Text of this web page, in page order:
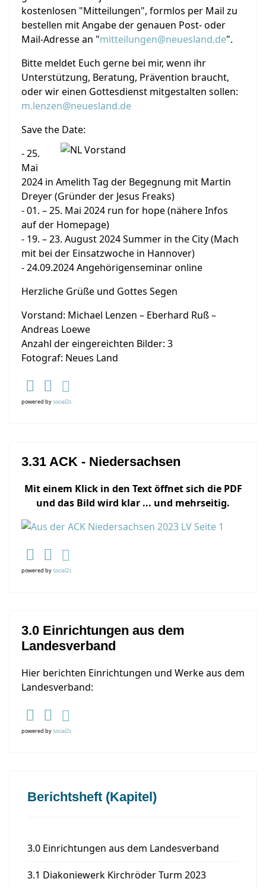
kostenlosen "Mitteilungen", formlos per Mail zu
bestellen mit Angabe der genauen Post- oder
Mail-Adresse an "mitteilungen@neuesland.de".
Bitte meldet Euch gerne bei mir, wenn ihr
Unterstützung, Beratung, Prävention braucht,
oder wir einen Gottesdienst mitgestalten sollen:
m.lenzen@neuesland.de
Save the Date:
- 25.
Mai
2024 in Amelith Tag der Begegnung mit Martin
Dreyer (Gründer der Jesus Freaks)
- 01. – 25. Mai 2024 run for hope (nähere Infos
auf der Homepage)
- 19. – 23. August 2024 Summer in the City (Mach
mit bei der Einsatzwoche in Hannover)
- 24.09.2024 Angehörigenseminar online
Herzliche Grüße und Gottes Segen
Vorstand: Michael Lenzen – Eberhard Ruß –
Andreas Loewe
Anzahl der eingereichten Bilder: 3
Fotograf: Neues Land
powered bysocial2s
3.31 ACK - Niedersachsen
Mit einem Klick in den Text öffnet sich die PDF
und das Bild wird klar ... und mehrseitig.
powered bysocial2s
3.0 Einrichtungen aus dem
Landesverband
Hier berichten Einrichtungen und Werke aus dem
Landesverband:
powered bysocial2s
Berichtsheft (Kapitel)
3.0 Einrichtungen aus dem Landesverband
3.1 Diakoniewerk Kirchröder Turm 2023